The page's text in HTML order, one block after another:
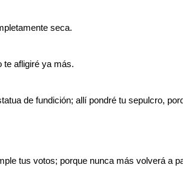
seca.
te afligiré ya más.
de fundición; allí pondré tu sepulcro,
tus votos; porque nunca más volverá a